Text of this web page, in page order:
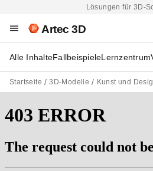
Lösungen für 3D-
Artec 3D
Alle InhalteFallbeispieleLernzentrum
Startseite 3D-Modelle Kunst und